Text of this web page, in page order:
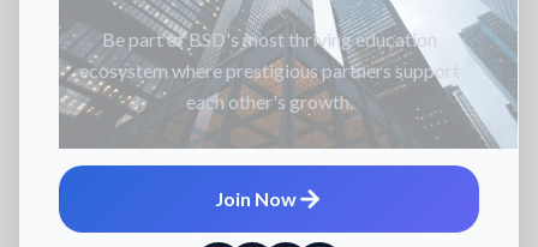
Be part of BSD's most thriving education
ecosystem where prestigious partners support
each other's growth.
Join Now